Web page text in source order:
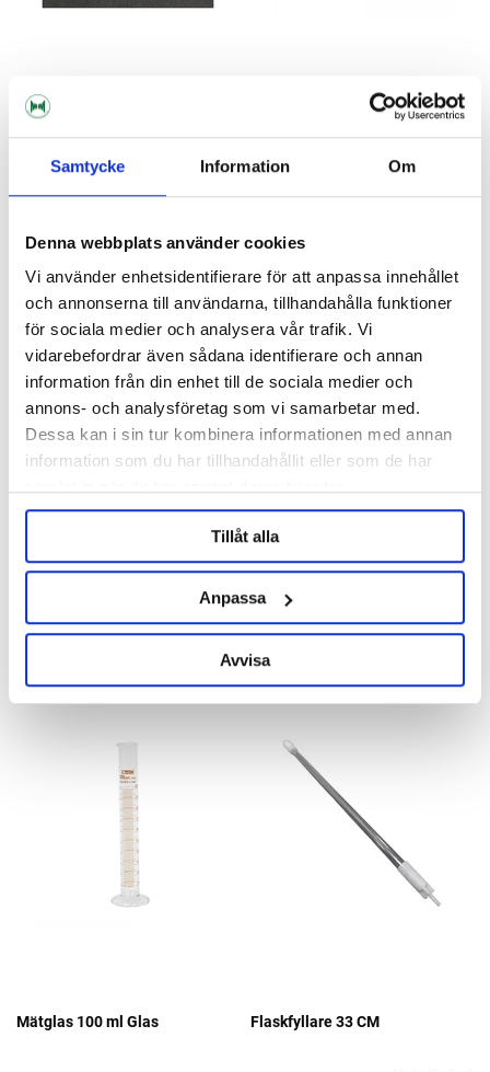
Samtycke Information Om
Denna webbplats använder cookies
Vi använder enhetsidentifierare för att anpassa innehållet
och annonserna till användarna, tillhandahålla funktioner
för sociala medier och analysera vår trafik. Vi
vidarebefordrar även sådana identifierare och annan
information från din enhet till de sociala medier och
annons- och analysföretag som vi samarbetar med.
Dessa kan i sin tur kombinera informationen med annan
information som du har tillhandahållit eller som de har
Tillåt alla
Anpassa
Avvisa
Tappkran Till Jäshink Kapsylapparat Captain
Termometer
49 kr
AllA France
Hydrometer
59 kr
Mätglas 100 ml Glas Flaskfyllare 33 CM